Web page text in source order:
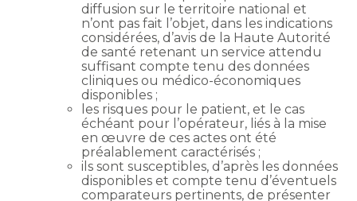
diffusion sur le territoire national et
n’ont pas fait l’objet, dans les indications
considérées, d’avis de la Haute Autorité
de santé retenant un service attendu
suffisant compte tenu des données
cliniques ou médico-économiques
disponibles ;
les risques pour le patient, et le cas
échéant pour l’opérateur, liés à la mise
en œuvre de ces actes ont été
préalablement caractérisés ;
ils sont susceptibles, d’après les données
disponibles et compte tenu d’éventuels
comparateurs pertinents, de présenter